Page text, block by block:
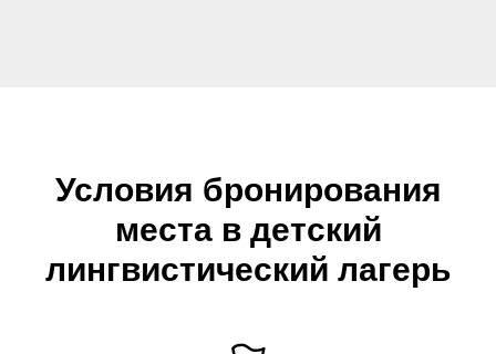
Условия бронирования
места в детский
лингвистический лагерь